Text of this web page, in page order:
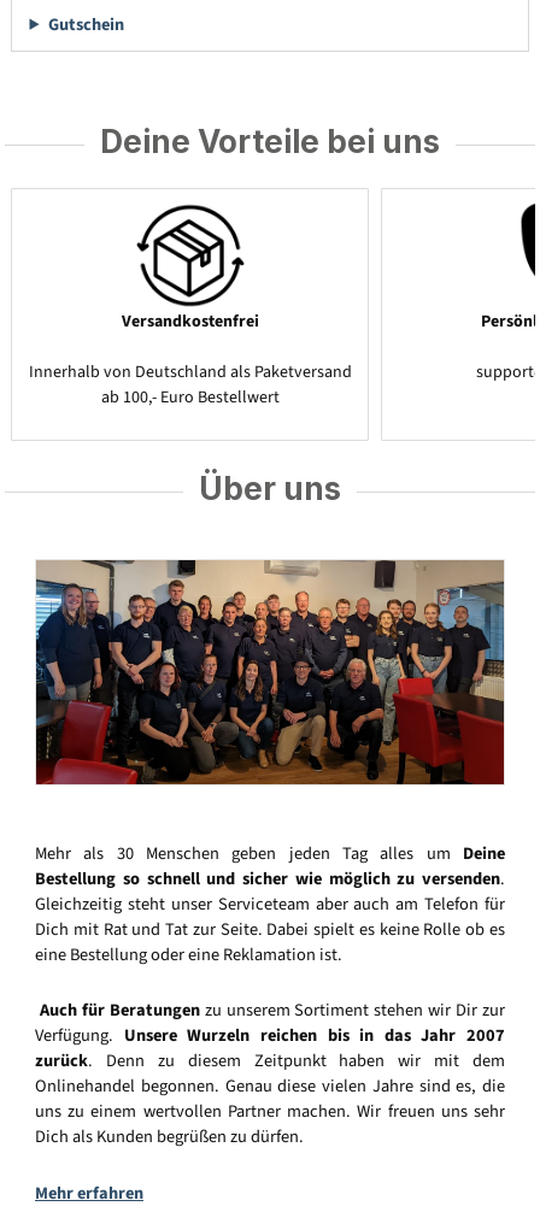
Gutschein
Deine Vorteile bei uns
Versandkostenfrei
Innerhalb von Deutschland als Paketversand
ab 100,- Euro Bestellwert
Über uns
Mehr als 30 Menschen geben jeden Tag alles um Deine
Bestellung so schnell und sicher wie möglich zu versenden.
Gleichzeitig steht unser Serviceteam aber auch am Telefon für
Dich mit Rat und Tat zur Seite. Dabei spielt es keine Rolle ob es
eine Bestellung oder eine Reklamation ist.
Auch für Beratungenzu unserem Sortiment stehen wir Dir zur
Verfügung. Unsere Wurzeln reichen bis in das Jahr 2007
zurück. Denn zu diesem Zeitpunkt haben wir mit dem
Onlinehandel begonnen. Genau diese vielen Jahre sind es, die
uns zu einem wertvollen Partner machen. Wir freuen uns sehr
Dich als Kunden begrüßen zu dürfen.
Mehr erfahren